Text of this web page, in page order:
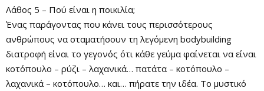
Λάθος 5 – Πού είναι η ποικιλία;
Ένας παράγοντας που κάνει τους περισσότερους
ανθρώπους να σταματήσουν τη λεγόμενη bodybuilding
διατροφή είναι το γεγονός ότι κάθε γεύμα φαίνεται να είναι
κοτόπουλο – ρύζι – λαχανικά… πατάτα – κοτόπουλο –
λαχανικά – κοτόπουλο… και… πήρατε την ιδέα. Το μυστικό